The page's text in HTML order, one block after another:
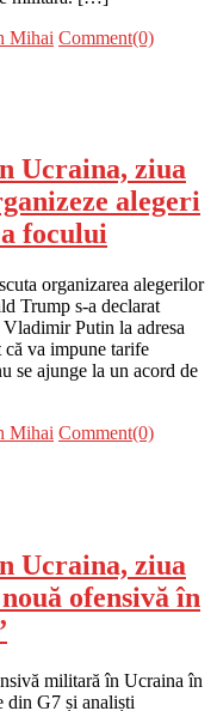
Mihai Comment(0)
Ucraina, ziua
alegeri
focului
organizarea alegerilor
Trump s-a declarat
Putin la adresa
va impune tarife
se ajunge la un acord de
Mihai Comment(0)
Ucraina, ziua
ofensivă în
militară în Ucraina în
din G7 și analiști